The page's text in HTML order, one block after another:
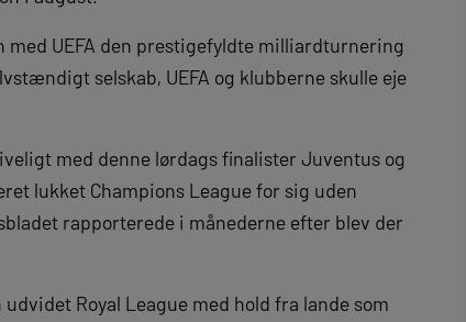
UEFA den prestigefyldte milliardturnering
selskab, UEFA og klubberne skulle eje
med denne lørdags finalister Juventus og
lukket Champions League for sig uden
rapporterede i månederne efter blev der
Royal League med hold fra lande som